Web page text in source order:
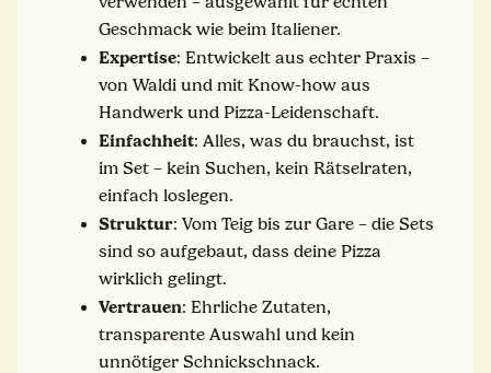
Geschmack wie beim Italiener.
Expertise: Entwickelt aus echter Praxis –
von Waldi und mit Know-how aus
Handwerk und Pizza-Leidenschaft.
Einfachheit: Alles, was du brauchst, ist
im Set – kein Suchen, kein Rätselraten,
einfach loslegen.
Struktur: Vom Teig bis zur Gare – die Sets
sind so aufgebaut, dass deine Pizza
wirklich gelingt.
Vertrauen: Ehrliche Zutaten,
transparente Auswahl und kein
unnötiger Schnickschnack.